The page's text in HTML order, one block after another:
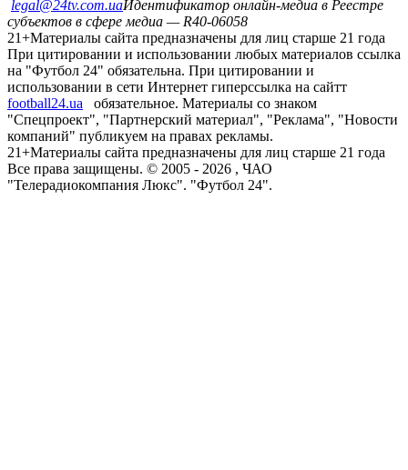
legal@24tv.com.uaИдентификатор онлайн-медиа в Реестре
субъектов в сфере медиа — R40-06058
21+Материалы сайта предназначены для лиц старше 21 года
При цитировании и использовании любых материалов ссылка
на "Футбол 24" обязательна. При цитировании и
использовании в сети Интернет гиперссылка на сайтт
football24.ua
обязательное. Материалы со знаком
"Спецпроект", "Партнерский материал", "Реклама", "Новости
компаний" публикуем на правах рекламы.
21+Материалы сайта предназначены для лиц старше 21 года
Все права защищены. © 2005 - 2026 , ЧАО
"Телерадиокомпания Люкс". "Футбол 24".